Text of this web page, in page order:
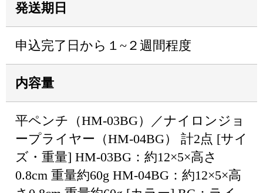
発送期日
申込完了日から１~２週間程度
内容量
平ペンチ（HM-03BG）／ナイロンジョ
ープライヤー（HM-04BG） 計2点 [サイ
ズ・重量] HM-03BG：約12×5×高さ
0.8cm 重量約60g HM-04BG：約12×5×高